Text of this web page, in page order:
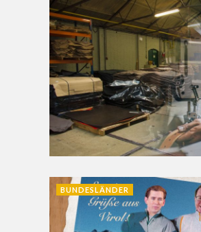
BUNDESLÄNDER